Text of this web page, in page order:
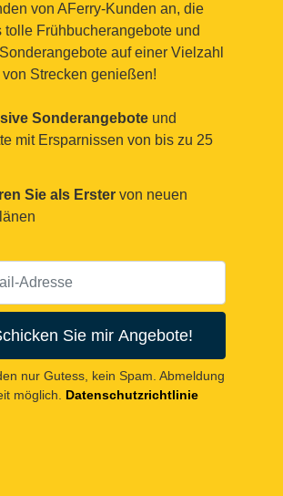
von AFerry-Kunden an, die
tolle Frühbucherangebote und
auf einer Vielzahl
von Strecken genießen!
Sonderangebote und
mit Ersparnissen von bis zu 25
Sie als Erster von neuen
Sie mir Angebote!
nur Gutess, kein Spam. Abmeldung
möglich.
Datenschutzrichtlinie